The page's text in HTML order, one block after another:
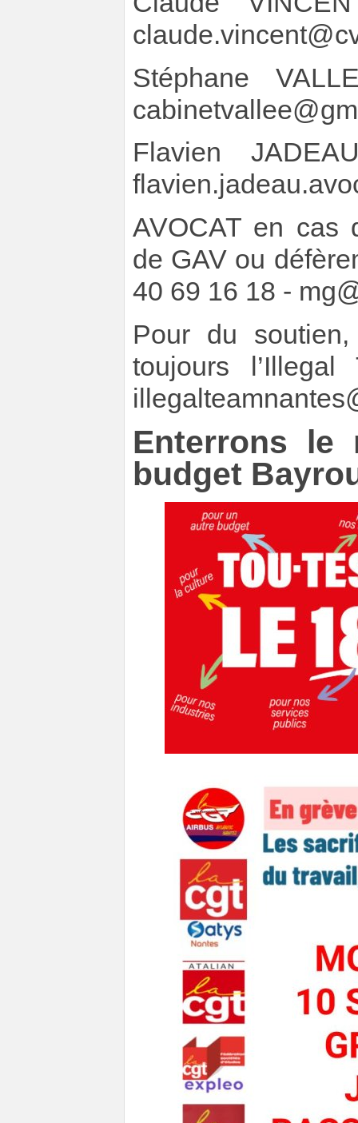
Stéphane
Flavien
AVOCAT en cas
de GAV ou
40 69 16 18 -
Pour du
toujours
Enterrons le
budget